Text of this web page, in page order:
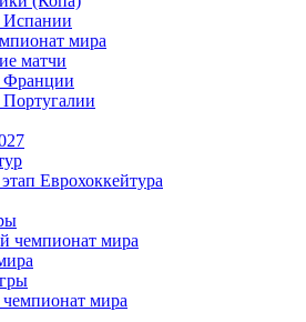
Испании
мира
матчи
Франции
Еврохоккейтура
чемпионат мира
мира